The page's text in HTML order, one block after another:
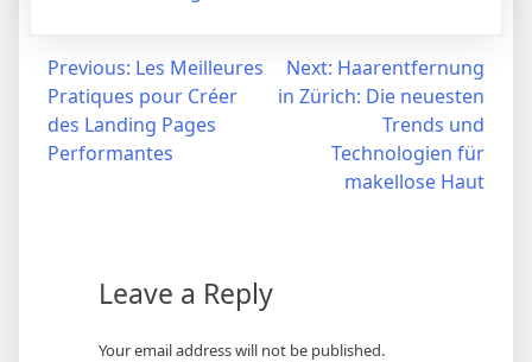
Post
navigation
Previous: Les Meilleures
Pratiques pour Créer
des Landing Pages
Performantes
Next: Haarentfernung
in Zürich: Die neuesten
Trends und
Technologien für
makellose Haut
Leave a Reply
Your email address will not be published.